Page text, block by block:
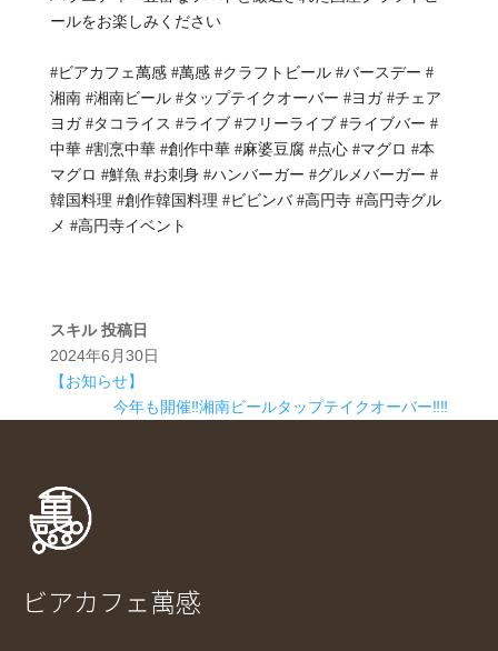
ールをお楽しみください
#ビアカフェ萬感 #萬感 #クラフトビール #バースデー #
湘南 #湘南ビール #タップテイクオーバー #ヨガ #チェア
ヨガ #タコライス #ライブ #フリーライブ #ライブバー #
中華 #割烹中華 #創作中華 #麻婆豆腐 #点心 #マグロ #本
マグロ #鮮魚 #お刺身 #ハンバーガー #グルメバーガー #
韓国料理 #創作韓国料理 #ビビンバ #高円寺 #高円寺グル
メ #高円寺イベント
スキル 投稿日
2024年6月30日
【お知らせ】
今年も開催‼️湘南ビールタップテイクオーバー‼️‼️
ビアカフェ萬感